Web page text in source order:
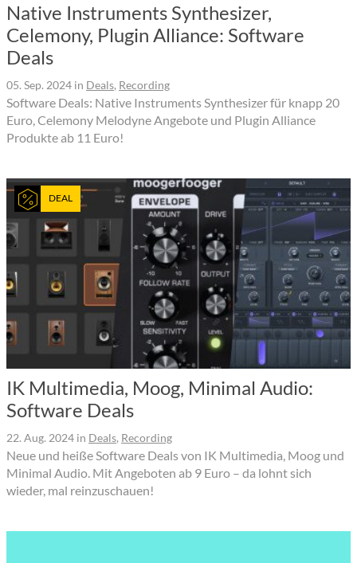
Native Instruments Synthesizer,
Celemony, Plugin Alliance: Software
Deals
05. Sep. 2024 in Deals, Recording
Software Deals: Native Instruments Synthesizer für knapp 20
Euro, Celemony Melodyne Angebote und Plugin Alliance
Produkte ab 11 Euro!
DEAL
IK Multimedia, Moog, Minimal Audio:
Software Deals
22. Aug. 2024 in Deals, Recording
Neue und heiße Software Deals von IK Multimedia, Moog und
Minimal Audio. Mit Angeboten ab 9 Euro – da lohnt sich
wieder, mal reinzuschauen!